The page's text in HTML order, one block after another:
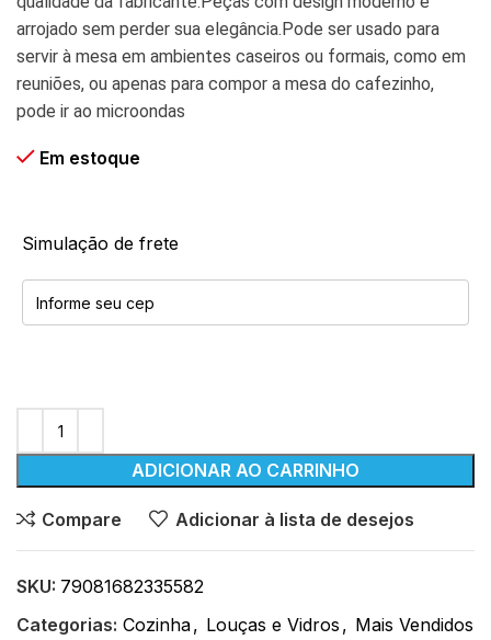
arrojado sem perder sua elegância.Pode ser usado para
servir à mesa em ambientes caseiros ou formais, como em
reuniões, ou apenas para compor a mesa do cafezinho,
pode ir ao microondas
Em estoque
Simulação de frete
ADICIONAR AO CARRINHO
Compare Adicionar à lista de desejos
SKU: 79081682335582
Categorias: Cozinha, Louças e Vidros , Mais Vendidos